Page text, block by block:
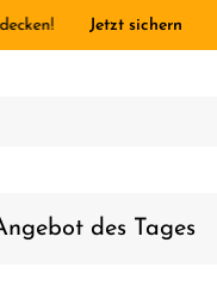
Jetzt sichern
des Tages